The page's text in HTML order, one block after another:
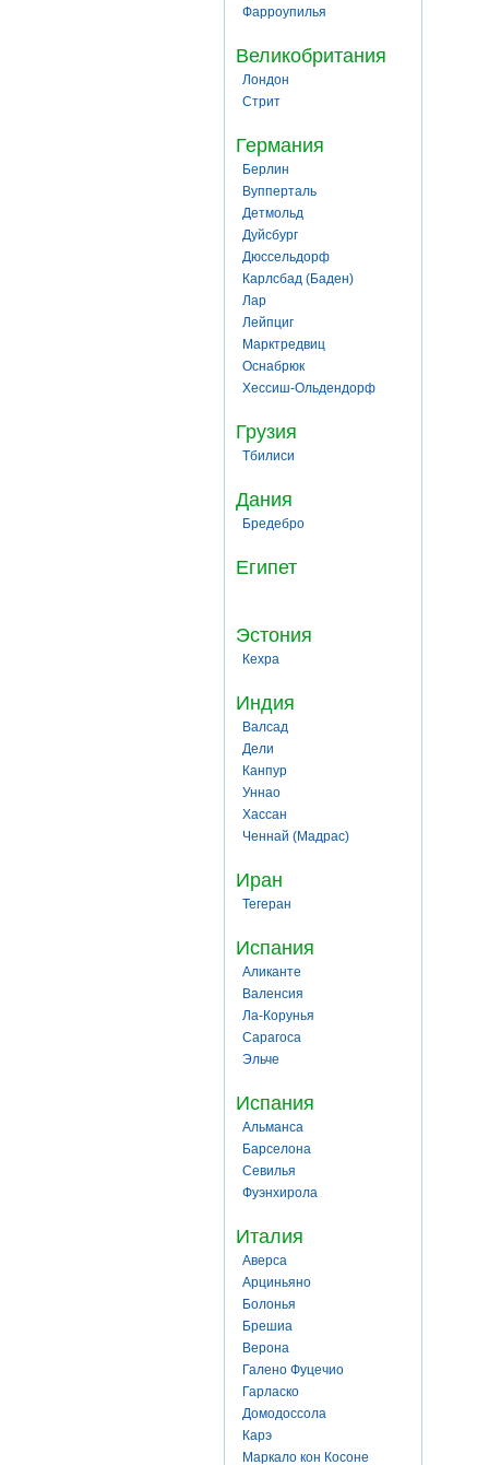
Фарроупилья
Великобритания
Лондон
Стрит
Германия
Берлин
Вупперталь
Детмольд
Дуйсбург
Дюссельдорф
Карлсбад (Баден)
Лар
Лейпциг
Марктредвиц
Оснабрюк
Хессиш-Ольдендорф
Грузия
Тбилиси
Дания
Бредебро
Египет
Эстония
Кехра
Индия
Валсад
Дели
Канпур
Уннао
Хассан
Ченнай (Мадрас)
Иран
Тегеран
Испания
Аликанте
Валенсия
Ла-Корунья
Сарагоса
Эльче
Испания
Альманса
Барселона
Севилья
Фуэнхирола
Италия
Аверса
Арциньяно
Болонья
Брешиа
Верона
Галено Фуцечио
Гарласко
Домодоссола
Карэ
Маркало кон Косоне